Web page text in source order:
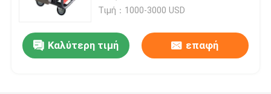
Προϊόντα
Σχετικά με εμάς
Τιμή：1000-3000 USD
Καλύτερη τιμή επαφή
Το χρώμα σκουριάς ανατίναξης νερού υψηλών αεριωθούμενων υδραντλιών UHP UHP αφαιρεί